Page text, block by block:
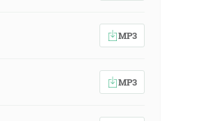
MP3
MP3